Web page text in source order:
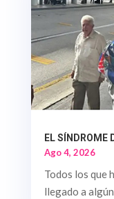
EL SÍNDROME
Ago 4, 2026
Todos los que
llegado a